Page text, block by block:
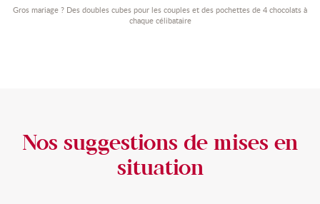
Gros mariage ? Des doubles cubes pour les couples et des pochettes de 4 chocolats à
chaque célibataire
Nos suggestions de mises en
situation